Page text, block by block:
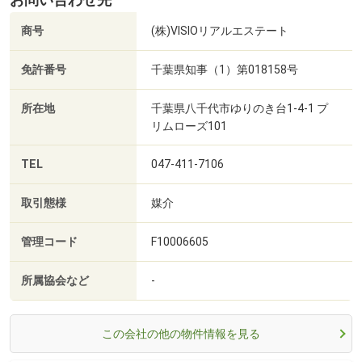
商号 (株)VISIOリアルエステート
免許番号 千葉県知事（1）第018158号
所在地
千葉県八千代市ゆりのき台1-4-1 プ
リムローズ101
TEL 047-411-7106
取引態様 媒介
管理コード F10006605
所属協会など -
この会社の他の物件情報を見る